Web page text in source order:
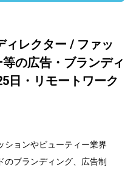
ィレクター / ファッ
の広告・ブランディ
日・リモートワーク
ョンやビューティー業界
のブランディング、広告制